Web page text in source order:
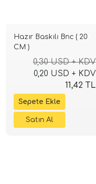
Hazır Baskılı Bnc ( 20
CM )
0,30 USD + KDV
0,20 USD + KDV
11,42 TL